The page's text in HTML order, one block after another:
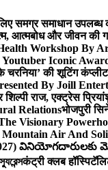
समग्र समाधान
आत्मबोध और जीवन की
Workshop By
Iconic
चरनिया’ की शूटिंग
By Joill
शिल्पी राज, एक्ट्रेस
Relationsभोजपुरी
Visionary
Mountain Air And
వినియోగదారులకు
कंट्री क्लब